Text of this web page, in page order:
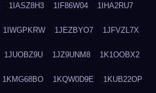
1IASZ8H3 1IF86W04 1IHA2RU7
1IWGPKRW 1JEZBYO7 1JFVZL7X
1JUOBZ9U 1JZ9UNM8 1K1OOBX2
1KMG68BO 1KQW0D9E 1KUB22OP